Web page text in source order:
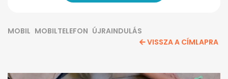
MOBIL MOBILTELEFON ÚJRAINDULÁS
VISSZA A CÍMLAPRA